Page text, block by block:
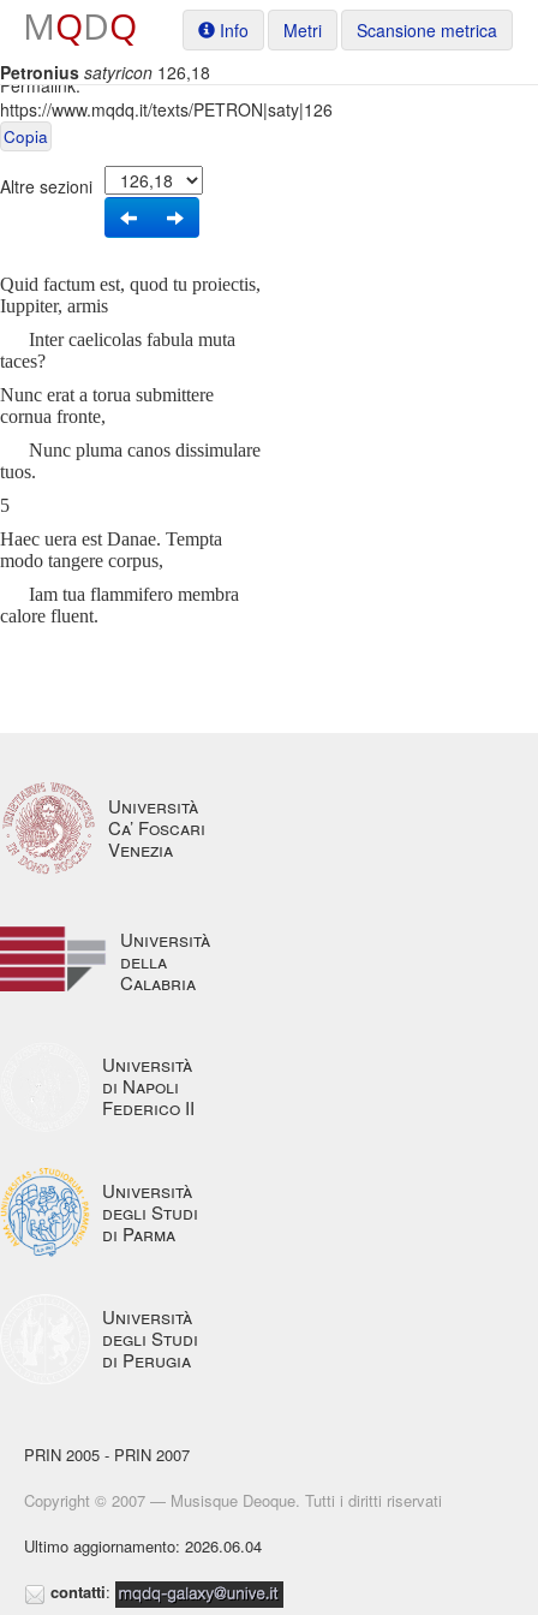
MQDQ Info Metri
Scansione metrica
Petronius satyricon 126,18
Permalink:
https://www.mqdq.it/texts/PETRON|saty|126
Copia
Altre sezioni
Quid factum est, quod tu proiectis,
Iuppiter, armis
Inter caelicolas fabula muta
taces?
Nunc erat a torua submittere
cornua fronte,
Nunc pluma canos dissimulare
tuos.
5
Haec uera est Danae. Tempta
modo tangere corpus,
Iam tua flammifero membra
calore fluent.
Università
Ca’ Foscari
Venezia
Università
della
Calabria
Università
di Napoli
Federico II
Università
degli Studi
di Parma
Università
degli Studi
di Perugia
PRIN 2005 - PRIN 2007
Copyright © 2007 — Musisque Deoque. Tutti i diritti riservati
Ultimo aggiornamento: 2026.06.04
contatti: